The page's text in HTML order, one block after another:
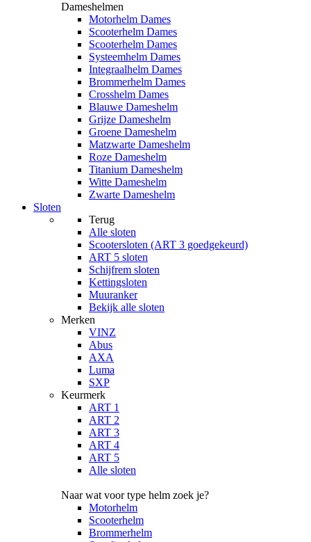
Dameshelmen
Motorhelm Dames
Scooterhelm Dames
Scooterhelm Dames
Systeemhelm Dames
Integraalhelm Dames
Brommerhelm Dames
Crosshelm Dames
Blauwe Dameshelm
Grijze Dameshelm
Groene Dameshelm
Matzwarte Dameshelm
Roze Dameshelm
Titanium Dameshelm
Witte Dameshelm
Zwarte Dameshelm
Sloten
Terug
Alle sloten
Scootersloten (ART 3 goedgekeurd)
ART 5 sloten
Schijfrem sloten
Kettingsloten
Muuranker
Bekijk alle sloten
Merken
VINZ
Abus
AXA
Luma
SXP
Keurmerk
ART 1
ART 2
ART 3
ART 4
ART 5
Alle sloten
Naar wat voor type helm zoek je?
Motorhelm
Scooterhelm
Brommerhelm